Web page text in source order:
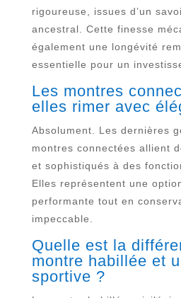
rigoureuse, issues d’un
ancestral. Cette finesse
également une longévité
essentielle pour un
Les montres
elles rimer avec
Absolument. Les dernières
montres connectées allient
et sophistiqués à des
Elles représentent une
performante tout en
impeccable.
Quelle est la
montre habillée et
sportive ?